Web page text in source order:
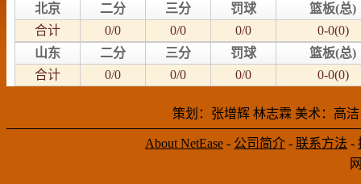
北京 二分 三分 罚球
篮板(总)
合计
0/0 0/0 0/0
0-0(0)
山东
二分 三分 罚球
篮板(总)
合计
0/0 0/0 0/0 0-0(0)
策划：张增辉 林志霖 美术：高
About NetEase - 公司简介 - 联系方法 -